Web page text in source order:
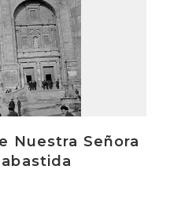
Nuestra Señora